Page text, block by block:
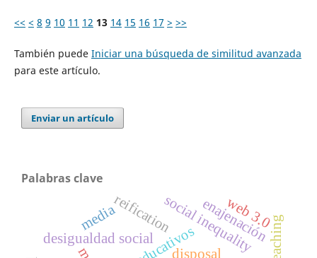
<< < 8 9 10 11 12 13 14 15 16 17 > >>
También puede Iniciar una búsqueda de similitud avanzada
para este artículo.
Enviar un artículo
Palabras clave
social inequality
desigualdad social
disposal
reification enajenación
media web 3.0